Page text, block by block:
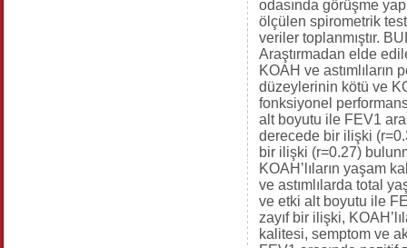
odasında görüşme
ölçülen spirometrik
veriler toplanmıştır.
Araştırmadan elde
KOAH ve astımlıların
düzeylerinin kötü ve
fonksiyonel
alt boyutu ile FEV1
derecede bir ilişki
bir ilişki (r=0.27)
KOAH’lıların yaşam
ve astımlılarda total
ve etki alt boyutu ile
zayıf bir ilişki,
kalitesi, semptom ve